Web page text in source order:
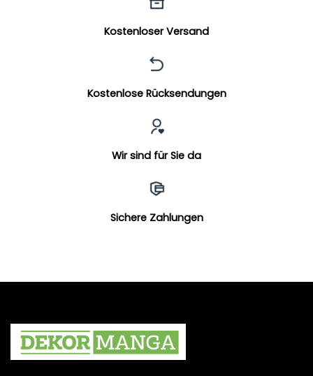
Kostenloser Versand
Kostenlose Rücksendungen
Wir sind für Sie da
Sichere Zahlungen